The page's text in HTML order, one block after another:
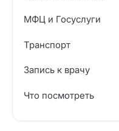
МФЦ и Госуслуги
Транспорт
Запись к врачу
Что посмотреть